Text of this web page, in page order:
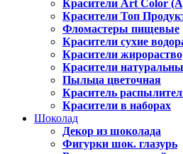
Красители Art Color
Красители Топ
Фломастеры пищевые
Красители сухие
Красители
Красители
Пыльца цветочная
Краситель
Красители в наборах
Шоколад
Декор из шоколада
Фигурки шок. глазурь